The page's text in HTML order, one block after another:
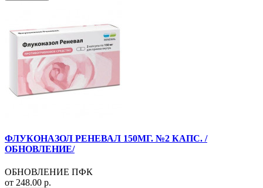
ФЛУКОНАЗОЛ РЕНЕВАЛ 150МГ. №2 КАПС. /
ОБНОВЛЕНИЕ/
ОБНОВЛЕНИЕ ПФК
от 248.00 р.